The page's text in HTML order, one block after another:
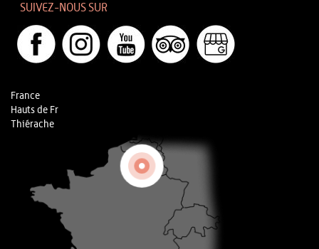
SUIVEZ-NOUS SUR
France
Hauts de Fr
Thiérache